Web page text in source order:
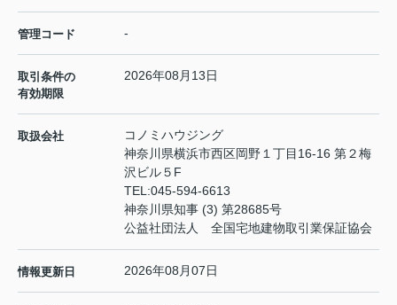
管理コード -
取引条件の
有効期限
2026年08月13日
取扱会社
コノミハウジング
神奈川県横浜市西区岡野１丁目16-16 第２梅
沢ビル５F
TEL:045-594-6613
神奈川県知事 (3) 第28685号
公益社団法人 全国宅地建物取引業保証協会
情報更新日 2026年08月07日